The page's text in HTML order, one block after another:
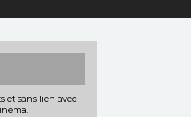
et sans lien avec